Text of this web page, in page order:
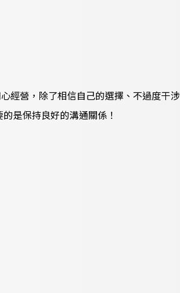
經營，除了相信自己的選擇、不過度干
是保持良好的溝通關係！